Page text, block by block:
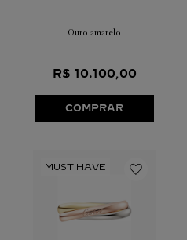
Ouro amarelo
R$ 10.100,00
COMPRAR